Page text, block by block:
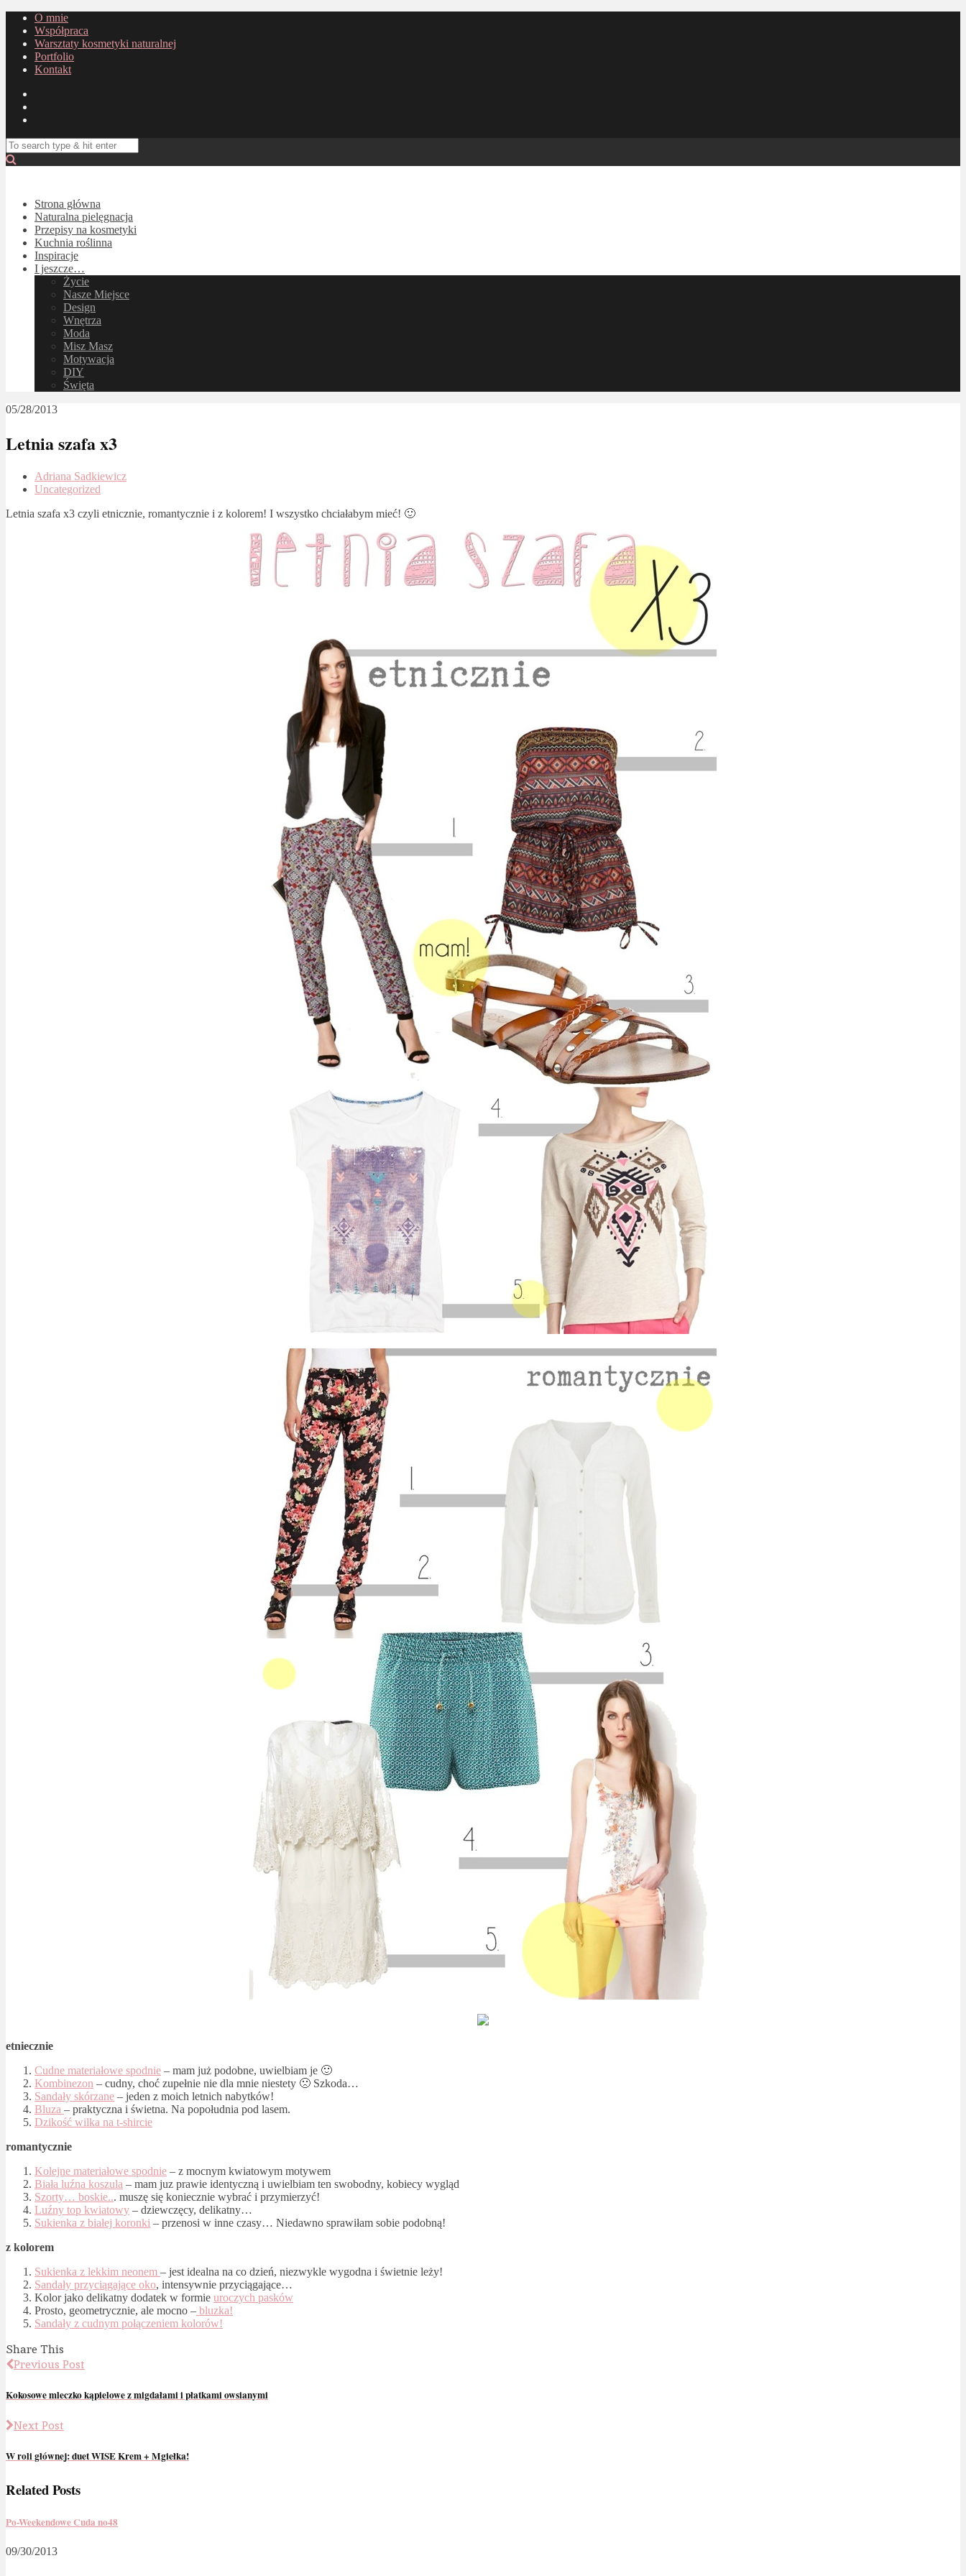
O mnie
Współpraca
Warsztaty kosmetyki naturalnej
Portfolio
Kontakt
Strona główna
Naturalna pielęgnacja
Przepisy na kosmetyki
Kuchnia roślinna
Inspiracje
I jeszcze…
Życie
Nasze Miejsce
Design
Wnętrza
Moda
Misz Masz
Motywacja
DIY
Święta
05/28/2013
Letnia szafa x3
Adriana Sadkiewicz
Uncategorized
Letnia szafa x3 czyli etnicznie, romantycznie i z kolorem! I wszystko chciałabym mieć! 🙂
etniecznie
Cudne materiałowe spodnie – mam już podobne, uwielbiam je 🙂
Kombinezon – cudny, choć zupełnie nie dla mnie niestety 🙁 Szkoda…
Sandały skórzane – jeden z moich letnich nabytków!
Bluza – praktyczna i świetna. Na popołudnia pod lasem.
Dzikość wilka na t-shircie
romantycznie
Kolejne materiałowe spodnie – z mocnym kwiatowym motywem
Biała luźna koszula – mam juz prawie identyczną i uwielbiam ten swobodny, kobiecy wygląd
Szorty… boskie... muszę się koniecznie wybrać i przymierzyć!
Luźny top kwiatowy – dziewczęcy, delikatny…
Sukienka z białej koronki – przenosi w inne czasy… Niedawno sprawiłam sobie podobną!
z kolorem
Sukienka z lekkim neonem – jest idealna na co dzień, niezwykle wygodna i świetnie leży!
Sandały przyciągające oko, intensywnie przyciągające…
Kolor jako delikatny dodatek w formie uroczych pasków
Prosto, geometrycznie, ale mocno – bluzka!
Sandały z cudnym połączeniem kolorów!
Share This
Previous Post
Kokosowe mleczko kąpielowe z migdałami i płatkami owsianymi
Next Post
W roli głównej: duet WISE Krem + Mgiełka!
Related Posts
Po-Weekendowe Cuda no48
09/30/2013